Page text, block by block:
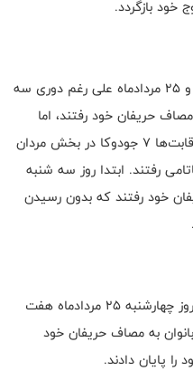
خود بازگردد.
ملی پوشان کشورمان طی روزهای 24 و 25 مردادماه علی رغم دوری سه
حریفان خود رفتند، اما
موفق به کسب مدال نشدند. در این رقابت‌ها 7 جودوکا در بخش مردان
رفتند. ابتدا روز سه شنبه
خود رفتند که بدون رسیدن
در روز دوم و ادامه این مسابقات ،‌ امروز چهارشنبه 25 مردادماه هفت
به مصاف حریفان خود
پایان دادند.